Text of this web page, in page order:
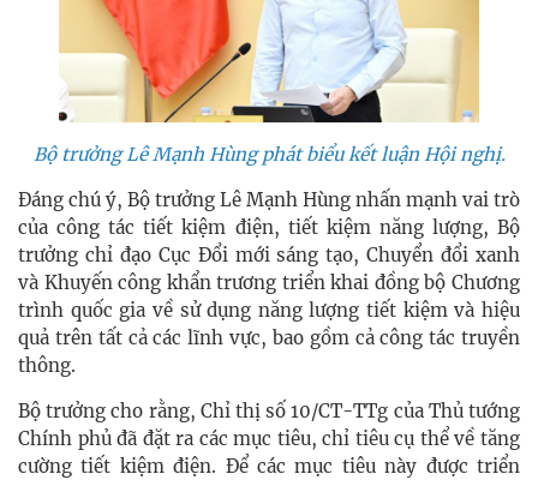
Bộ trưởng Lê Mạnh Hùng phát biểu kết luận Hội nghị.
Đáng chú ý, Bộ trưởng Lê Mạnh Hùng nhấn mạnh vai trò
của công tác tiết kiệm điện, tiết kiệm năng lượng, Bộ
trưởng chỉ đạo Cục Đổi mới sáng tạo, Chuyển đổi xanh
và Khuyến công khẩn trương triển khai đồng bộ Chương
trình quốc gia về sử dụng năng lượng tiết kiệm và hiệu
quả trên tất cả các lĩnh vực, bao gồm cả công tác truyền
thông.
Bộ trưởng cho rằng, Chỉ thị số 10/CT-TTg của Thủ tướng
Chính phủ đã đặt ra các mục tiêu, chỉ tiêu cụ thể về tăng
cường tiết kiệm điện. Để các mục tiêu này được triển